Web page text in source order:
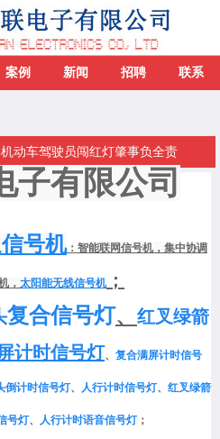
案例 新闻 招聘 联系
动车驾驶员闯红灯肇事负全责
子有限公司
号机： 智能联网信号机，集中协调
， 太阳能无线信号机；
复合信号灯、 红叉绿箭
计时信号灯、 复合满屏计时信号
倒计时信号灯、 人行计时信号灯、 红叉绿箭
号灯、 人行计时语音信号灯；